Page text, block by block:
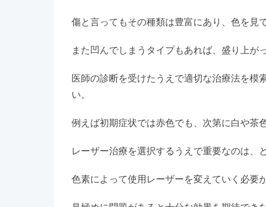
傷と言ってもその種類は豊富にあり、色を見
また凹んでしまうタイプもあれば、盛り上が
医師の診断を受けたうえで適切な治療法を模
い。
例えば初期症状では赤色でも、次第に白や茶
レーザー治療を選択するうえで重要なのは、
色素によって使用レーザーを変えていく必要